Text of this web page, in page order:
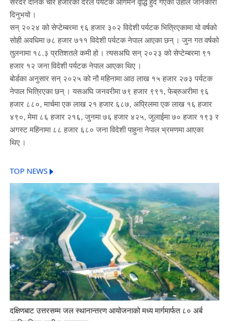
दिनुभयो ।
सन् २०२४ को सेप्टेम्बरमा ९६ हजार ३०२ विदेशी पर्यटक भित्रिएकामा यो वर्षको
सोही अवधिमा ७८ हजार ७११ विदेशी पर्यटक नेपाल आएका छन् । जुन गत वर्षको
तुलनामा १८.३ प्रतिशतले कमी हो । त्यसअघि सन् २०२३ को सेप्टेम्बरमा ९१
हजार १२ जना विदेशी पर्यटक नेपाल आएका थिए ।
बोर्डका अनुसार सन् २०२५ को नौ महिनामा आठ लाख १५ हजार २७३ पर्यटक
नेपाल भित्रिएका छन् । यसअघि जनवरीमा ७९ हजार ९९१, फेब्रुअरीमा ९६
हजार ८८०, मार्चमा एक लाख २१ हजार ६८७, अप्रिलमा एक लाख १६ हजार
४९०, मेमा ८६ हजार २१६, जुनमा ७६ हजार ४२५, जुलाईमा ७० हजार १९३ र
अगस्ट महिनामा ८८ हजार ६८० जना विदेशी पाहुना नेपाल भ्रमणमा आएका
थिए ।
TOP NEWS
दक्षिणबाट उत्तरसम्म जल स्थानान्तरण आयोजनाको मध्य मार्गमार्फत ८० अर्ब